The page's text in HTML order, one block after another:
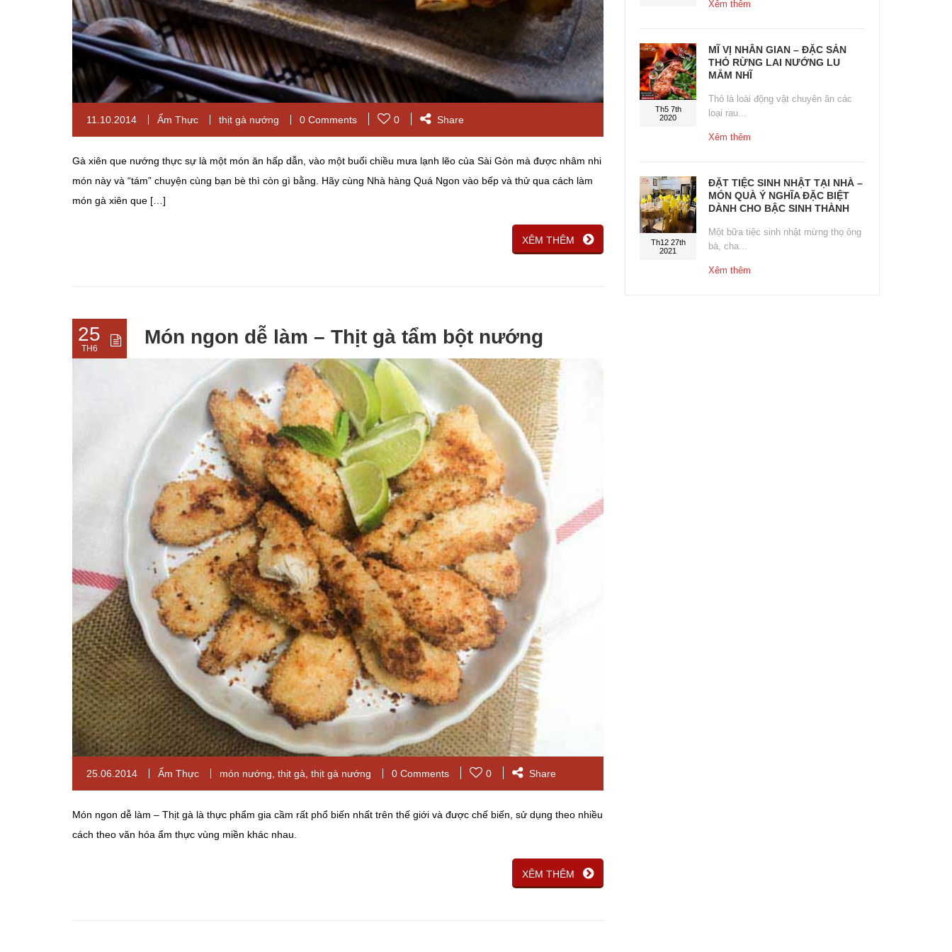
11.10.2014 Ẩm Thực thịt gà nướng 0 Comments 0 Share
Gà xiên que nướng thực sự là một món ăn hấp dẫn, vào một buổi chiều mưa lạnh lẽo của Sài Gòn mà được nhâm nhi
món này và “tám” chuyện cùng bạn bè thì còn gì bằng. Hãy cùng Nhà hàng Quá Ngon vào bếp và thử qua cách làm
món gà xiên que […]
XÊM THÊM
25
TH6
Món ngon dễ làm – Thịt gà tẩm bột nướng
25.06.2014 Ẩm Thực món nướng, thịt gà, thịt gà nướng 0 Comments 0 Share
Món ngon dễ làm – Thịt gà là thực phẩm gia cầm rất phổ biến nhất trên thế giới và được chế biến, sử dụng theo nhiều
cách theo văn hóa ẩm thực vùng miền khác nhau.
XÊM THÊM
Xêm thêm
Th5 7th
2020
MĨ VỊ NHÂN GIAN – ĐẶC SẢN
THỎ RỪNG LAI NƯỚNG LU
MẮM NHĨ
Thỏ là loài động vật chuyên ăn các
loại rau...
Xêm thêm
Th12 27th
2021
ĐẶT TIỆC SINH NHẬT TẠI NHÀ –
MÓN QUÀ Ý NGHĨA ĐẶC BIỆT
DÀNH CHO BẬC SINH THÀNH
Một bữa tiệc sinh nhật mừng thọ ông
bà, cha...
Xêm thêm